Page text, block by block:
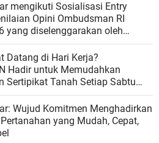
mengikuti Sosialisasi Entry
Opini Ombudsman RI
yang diselenggarakan oleh
RI
Datang di Hari Kerja?
Hadir untuk Memudahkan
Sertipikat Tanah Setiap Sabtu
Wujud Komitmen Menghadirkan
yang Mudah, Cepat,